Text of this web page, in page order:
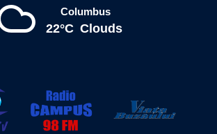
Columbus
22°C Clouds